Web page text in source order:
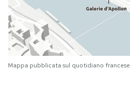
Mappa pubblicata sul quotidiano francese